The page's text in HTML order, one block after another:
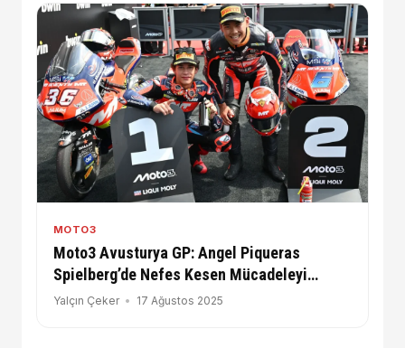
MOTO3
Moto3 Avusturya GP: Angel Piqueras
Spielberg’de Nefes Kesen Mücadeleyi
Kazandı!
Yalçın Çeker 17 Ağustos 2025